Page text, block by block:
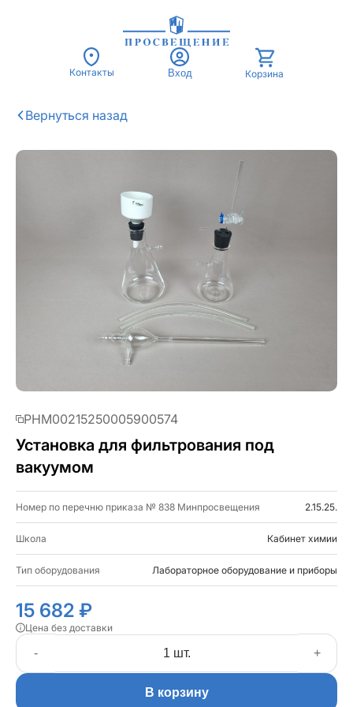
Контакты Вход Корзина
PHM00215250005900574
Установка для фильтрования под
вакуумом
Номер по перечню приказа № 838 Минпросвещения 2.15.25.
Школа Кабинет химии
Тип оборудования Лабораторное оборудование и приборы
15 682 ₽
Цена без доставки
- +
В корзину